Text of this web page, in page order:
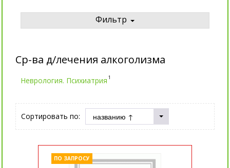
Фильтр
Ср-ва д/лечения алкоголизма
Неврология. Психиатрия 1
Сортировать по:
ПО ЗАПРОСУ